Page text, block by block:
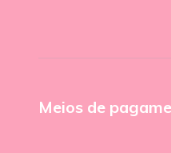
Meios de